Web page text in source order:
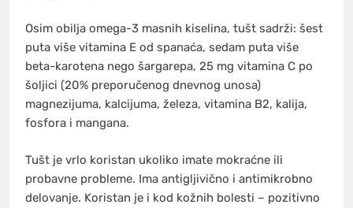
Osim obilja omega-3 masnih kiselina, tušt sadrži: šest
puta više vitamina E od spanaća, sedam puta više
beta-karotena nego šargarepa, 25 mg vitamina C po
šoljici (20% preporučenog dnevnog unosa)
magnezijuma, kalcijuma, železa, vitamina B2, kalija,
fosfora i mangana.
Tušt je vrlo koristan ukoliko imate mokraćne ili
probavne probleme. Ima antigljivično i antimikrobno
delovanje. Koristan je i kod kožnih bolesti – pozitivno